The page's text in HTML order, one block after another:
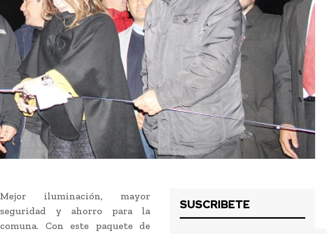
Mejor iluminación, mayor
seguridad y ahorro para la
comuna. Con este paquete de
SUSCRIBETE